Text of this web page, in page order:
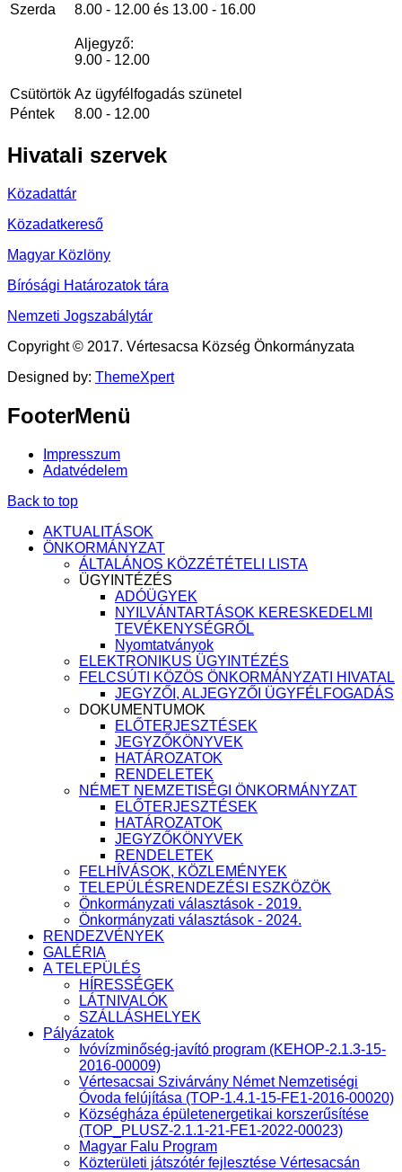
Szerda
8.00 - 12.00 és 13.00 - 16.00
Aljegyző:
9.00 - 12.00
Csütörtök Az ügyfélfogadás szünetel
Péntek
8.00 - 12.00
Hivatali szervek
Közadattár
Közadatkereső
Magyar Közlöny
Bírósági Határozatok tára
Nemzeti Jogszabálytár
Copyright © 2017. Vértesacsa Község Önkormányzata
Designed by: ThemeXpert
FooterMenü
Impresszum
Adatvédelem
Back to top
AKTUALITÁSOK
ÖNKORMÁNYZAT
ÁLTALÁNOS KÖZZÉTÉTELI LISTA
ÜGYINTÉZÉS
ADÓÜGYEK
NYILVÁNTARTÁSOK KERESKEDELMI
TEVÉKENYSÉGRŐL
Nyomtatványok
ELEKTRONIKUS ÜGYINTÉZÉS
FELCSÚTI KÖZÖS ÖNKORMÁNYZATI HIVATAL
JEGYZŐI, ALJEGYZŐI ÜGYFÉLFOGADÁS
DOKUMENTUMOK
ELŐTERJESZTÉSEK
JEGYZŐKÖNYVEK
HATÁROZATOK
RENDELETEK
NÉMET NEMZETISÉGI ÖNKORMÁNYZAT
ELŐTERJESZTÉSEK
HATÁROZATOK
JEGYZŐKÖNYVEK
RENDELETEK
FELHÍVÁSOK, KÖZLEMÉNYEK
TELEPÜLÉSRENDEZÉSI ESZKÖZÖK
Önkormányzati választások - 2019.
Önkormányzati választások - 2024.
RENDEZVÉNYEK
GALÉRIA
A TELEPÜLÉS
HÍRESSÉGEK
LÁTNIVALÓK
SZÁLLÁSHELYEK
Pályázatok
Ivóvízminőség-javító program (KEHOP-2.1.3-15-
2016-00009)
Vértesacsai Szivárvány Német Nemzetiségi
Óvoda felújítása (TOP-1.4.1-15-FE1-2016-00020)
Községháza épületenergetikai korszerűsítése
(TOP_PLUSZ-2.1.1-21-FE1-2022-00023)
Magyar Falu Program
Közterületi játszótér fejlesztése Vértesacsán